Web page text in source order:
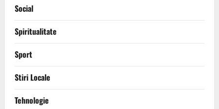
Social
Spiritualitate
Sport
Stiri Locale
Tehnologie